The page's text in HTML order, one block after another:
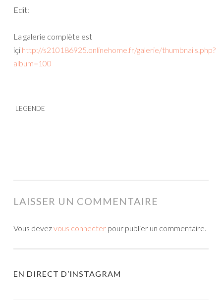
Edit:
La galerie complète est
içi http://s210186925.onlinehome.fr/galerie/thumbnails.php?
album=100
LEGENDE
LAISSER UN COMMENTAIRE
Vous devezvous connecter pour publier un commentaire.
EN DIRECT D’INSTAGRAM